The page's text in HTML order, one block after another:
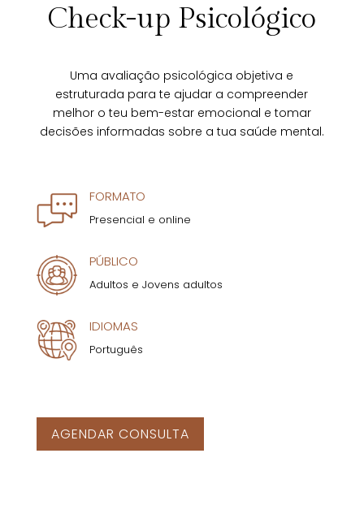
Check-up Psicológico
Uma avaliação psicológica objetiva e
estruturada para te ajudar a compreender
melhor o teu bem-estar emocional e tomar
decisões informadas sobre a tua saúde mental.
FORMATO
Presencial e online
PÚBLICO
Adultos e Jovens adultos
IDIOMAS
Português
AGENDAR CONSULTA